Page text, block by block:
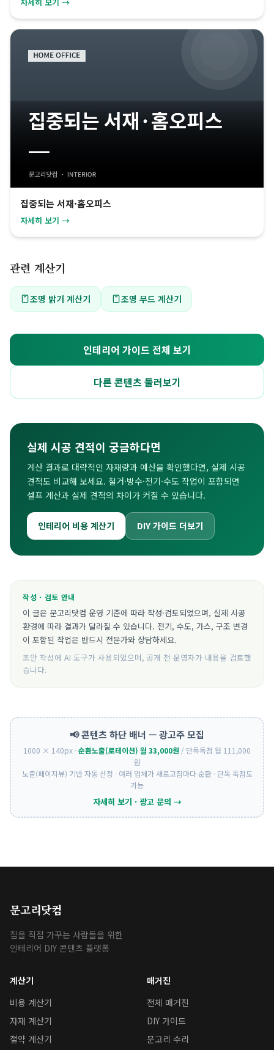
집중되는 서재·홈오피스
자세히 보기 →
관련 계산기
조명 밝기 계산기 조명 무드 계산기
인테리어 가이드 전체 보기
다른 콘텐츠 둘러보기
실제 시공 견적이 궁금하다면
계산 결과로 대략적인 자재량과 예산을 확인했다면, 실제 시공
견적도 비교해 보세요. 철거·방수·전기·수도 작업이 포함되면
셀프 계산과 실제 견적의 차이가 커질 수 있습니다.
인테리어 비용 계산기 DIY 가이드 더보기
작성 · 검토 안내
이 글은 문고리닷컴 운영 기준에 따라 작성·검토되었으며, 실제 시공
환경에 따라 결과가 달라질 수 있습니다. 전기, 수도, 가스, 구조 변경
이 포함된 작업은 반드시 전문가와 상담하세요.
초안 작성에 AI 도구가 사용되었으며, 공개 전 운영자가 내용을 검토했
습니다.
📢 콘텐츠 하단 배너 — 광고주 모집
1000 × 140px ·순환노출(로테이션) 월 33,000원 / 단독독점 월 111,000
원
노출(페이지뷰) 기반 자동 산정 · 여러 업체가 새로고침마다 순환 · 단독 독점도
가능
자세히 보기 · 광고 문의 →
문고리닷컴
집을 직접 가꾸는 사람들을 위한
인테리어 DIY 콘텐츠 플랫폼
계산기
비용 계산기
자재 계산기
절약 계산기
매거진
전체 매거진
DIY 가이드
문고리 수리